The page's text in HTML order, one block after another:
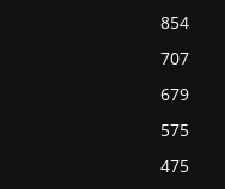
854
707
679
575
475